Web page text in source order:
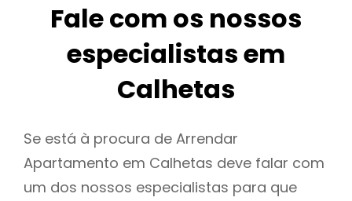
Fale com os nossos
especialistas em
Calhetas
Se está à procura de Arrendar
Apartamento em Calhetas deve falar com
um dos nossos especialistas para que